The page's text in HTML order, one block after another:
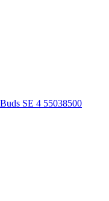
SE 4 55038500